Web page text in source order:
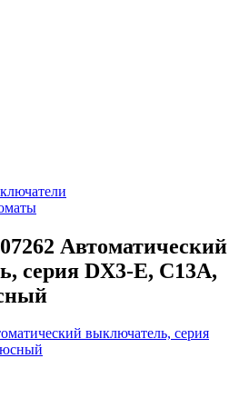
Автоматический
серия DX3-E, С13A,